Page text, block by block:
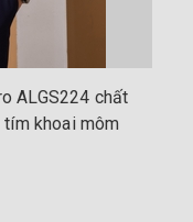
ALGS224 chất
khoai môm